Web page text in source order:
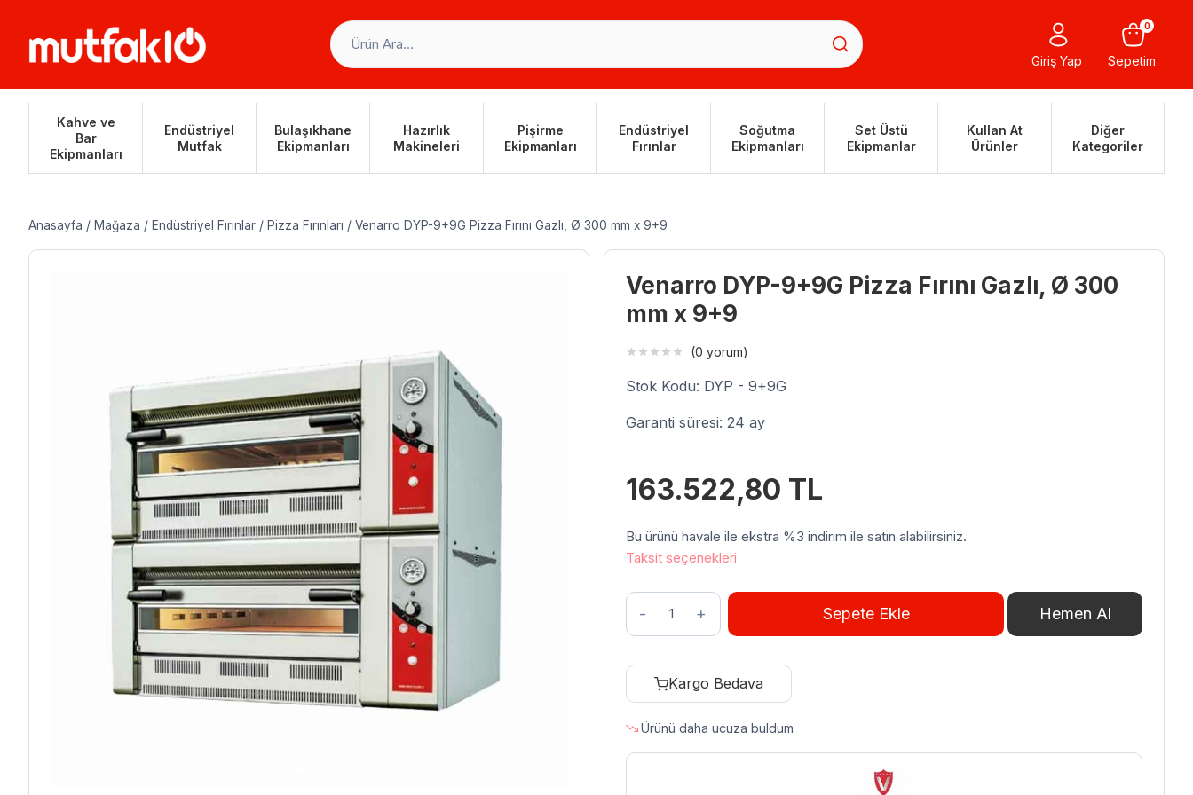
Giriş Yap Sepetim
0
Kahve ve
Bar
Ekipmanları
Endüstriyel
Mutfak
Bulaşıkhane
Ekipmanları
Hazırlık
Makineleri
Pişirme
Ekipmanları
Endüstriyel
Fırınlar
Soğutma
Ekipmanları
Set Üstü
Ekipmanlar
Kullan At
Ürünler
Diğer
Kategoriler
Anasayfa / Mağaza / Endüstriyel Fırınlar / Pizza Fırınları / Venarro DYP-9+9G Pizza Fırını Gazlı, Ø 300 mm x 9+9
Venarro DYP-9+9G Pizza Fırını Gazlı, Ø 300
mm x 9+9
(0 yorum)
Stok Kodu: DYP - 9+9G
Garanti süresi: 24 ay
163.522,80 TL
Bu ürünü havale ile ekstra %3 indirim ile satın alabilirsiniz.
Taksit seçenekleri
Venarro
DYP-
Pizza
Fırını
Ø
300
Sepete Ekle Hemen Al
Kargo Bedava
Ürünü daha ucuza buldum